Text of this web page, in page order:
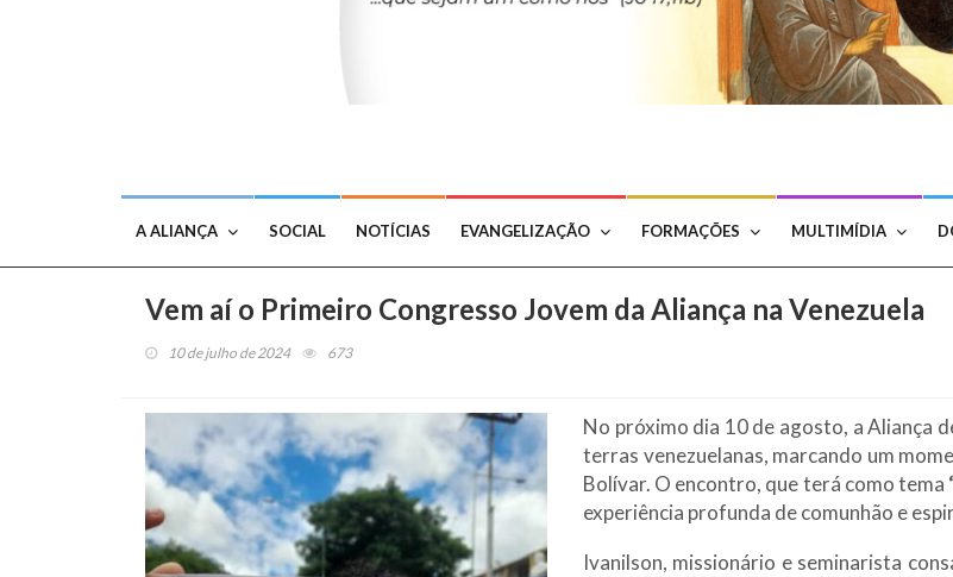
A ALIANÇA SOCIAL NOTÍCIAS EVANGELIZAÇÃO FORMAÇÕES MULTIMÍDIA
Vem aí o Primeiro Congresso Jovem da Aliança na Venezuela
10 de julho de 2024 673
No próximo dia 10 de agosto, a Aliança
terras venezuelanas, marcando um
Bolívar. O encontro, que terá como tema
experiência profunda de comunhão e
Ivanilson, missionário e seminarista